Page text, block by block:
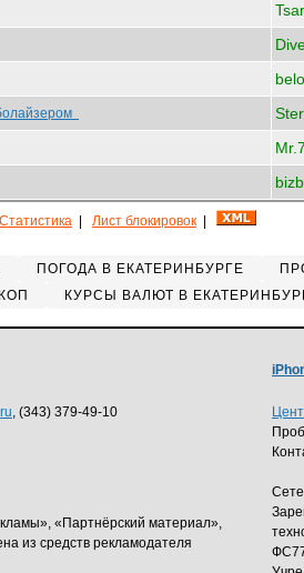
Статистика Лист блокировок
ПОГОДА В ЕКАТЕРИНБУРГЕ
КУРСЫ ВАЛЮТ В
, (343) 379-49-10
«Партнёрский материал»,
из средств рекламодателя